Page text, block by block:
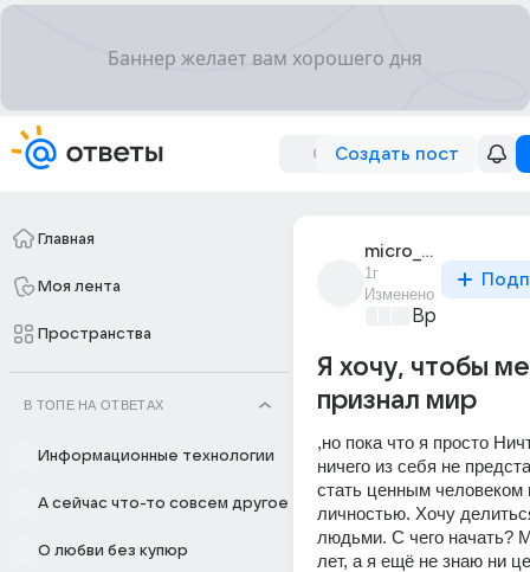
Создать пост
Главная
Моя лента
Пространства
В ТОПЕ НА ОТВЕТАХ
Информационные технологии
А сейчас что-то совсем другое
О любви без купюр
micro_puk_1
1г
Изменено
Время
Я хочу, чтобы
признал мир
,но пока что я просто
ничего из себя не
стать ценным человеком
личностью. Хочу
людьми. С чего начать?
лет, а я ещё не знаю ни